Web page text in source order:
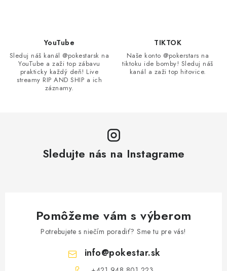
v
YouTube
Sleduj náš kanál @pokestarsk na
YouTube a zaži top zábavu
prakticky každý deň! Live
streamy RIP AND SHIP a ich
záznamy.
TIKTOK
Naše konto @pokerstars na
tiktoku ide bomby! Sleduj náš
kanál a zaži top hitovice.
Sledujte nás na Instagrame
Pomôžeme vám s výberom
Potrebujete s niečím poradiť? Sme tu pre vás!
info@pokestar.sk